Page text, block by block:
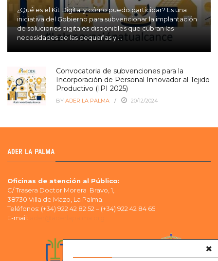
¿Qué es el Kit Digital y cómo puedo participar? Es una
iniciativa del Gobierno para subvencionar la implantación
de soluciones digitales disponibles que cubran las
necesidades de las pequeñas y ...
Convocatoria de subvenciones para la
Incorporación de Personal Innovador al Tejido
Productivo (IPI 2025)
BY ADER LA PALMA 20/12/2024
ADER LA PALMA
Oficinas de atención al Público:
C/ Trasera Doctor Morera Bravo, 1,
38730 Villa de Mazo, La Palma.
Teléfonos: (+34) 922 42 82 52 – (+34) 922 42 84 65
E-mail: